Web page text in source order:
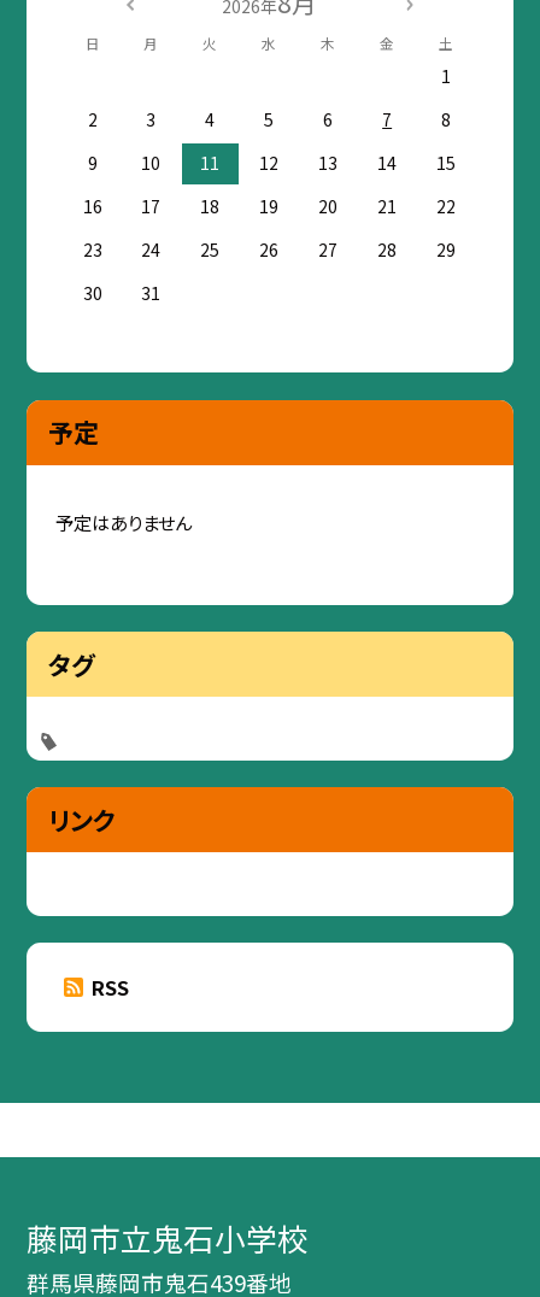
2026年
日 月 火 水 木 金 土
1
2
3 4 5 6 7
8
9
10 11 12 13 14
15
16
17 18 19 20 21
22
23
24 25 26 27 28
29
30
31
予定
予定はありません
タグ
リンク
RSS
藤岡市立鬼石小学校
群馬県藤岡市鬼石439番地